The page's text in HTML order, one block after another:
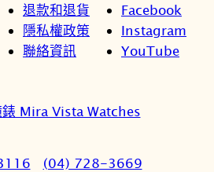
退款和退貨
隱私權政策
聯絡資訊
Facebook
Instagram
YouTube
Mira Vista Watches
(04) 728-3669